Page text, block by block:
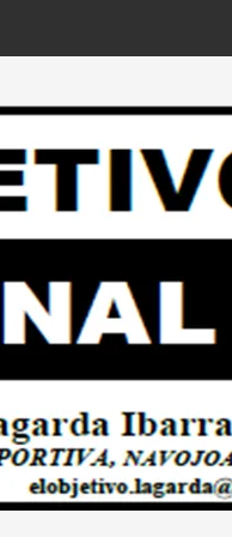
AUTOMÓVIL DODGE
Regional”.